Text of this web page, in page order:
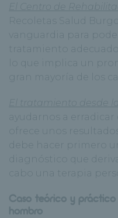
El Centro de
Recoletas Salud
vanguardia para
tratamiento
lo que implica un
gran mayoría de los
El tratamiento desde
ayudarnos a
ofrece unos
debe hacer primero
diagnóstico que
cabo una terapia
Caso teórico y
hombro